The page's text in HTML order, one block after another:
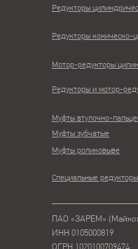
Редукторы
Редукторы коническо-
Мотор-редукторы
Редукторы и мотор-
Специальные
Муфты зубчатые
Муфты втулочно-
Муфты роликовыве
ПАО «ЗАРЕМ»
ИНН 0105000819